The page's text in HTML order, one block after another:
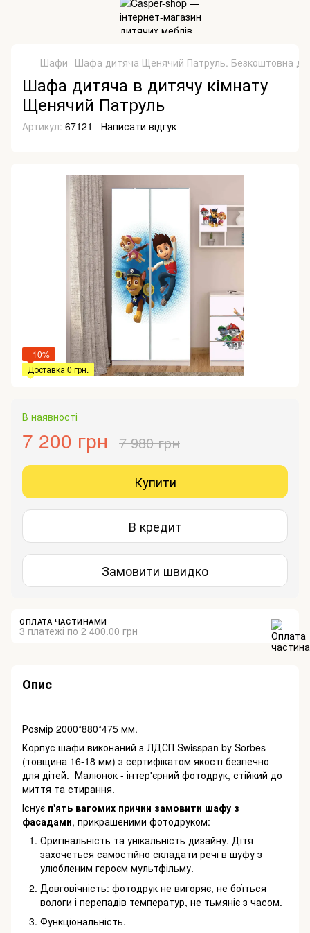
Шафи Шафа дитяча Щенячий Патруль. Безкоштовна
Шафа дитяча в дитячу кімнату
Щенячий Патруль
Артикул: 67121 Написати відгук
−10%
Доставка 0 грн.
В наявності
7 200 грн 7 980 грн
Купити
В кредит
Замовити швидко
ОПЛАТА ЧАСТИНАМИ
3 платежі по 2 400.00 грн
Опис
Розмір 2000*880*475 мм.
Корпус шафи виконаний з ЛДСП Swisspan by Sorbes
(товщина 16-18 мм) з сертифікатом якості безпечно
для дітей. Малюнок - інтер'єрний фотодрук, стійкий до
миття та стирання.
Існує п'ять вагомих причин замовити шафу з
фасадами, прикрашеними фотодруком:
Оригінальність та унікальність дизайну. Дітя
захочеться самостійно складати речі в шуфу з
улюбленим героєм мультфільму.
Довговічність: фотодрук не вигоряє, не боїться
вологи і перепадів температур, не тьмяніє з часом.
Функціональність.